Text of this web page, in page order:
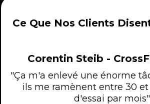
Ce Que Nos Clients
Corentin Steib -
"Ça m'a enlevé une énorme
ils me ramènent entre 30 et
d'essai par mois"